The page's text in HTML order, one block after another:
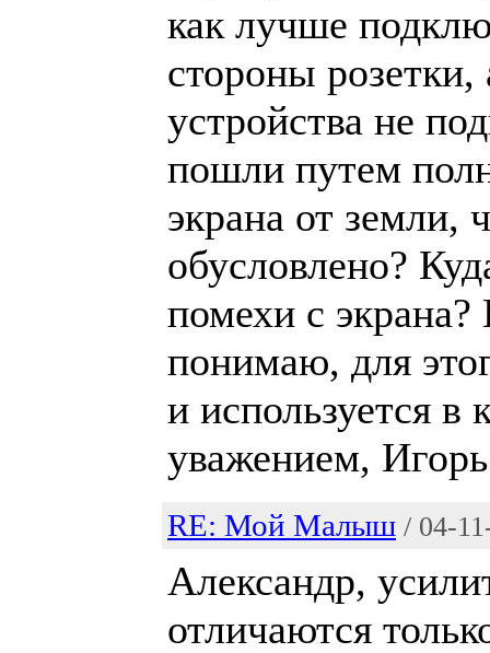
как лучше
стороны
устройства не
пошли путем
экрана от земли,
обусловлено?
помехи с
понимаю, для
и используется в
уважением, Игорь
RE: Мой Малыш / 04-
Александр,
отличаются